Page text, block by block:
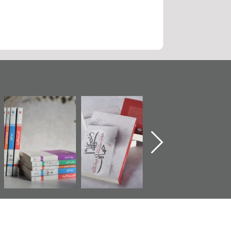
تصنيف موضوعي
للوثائق البريطانية
يقدمه «مركز أوال»
في سلسلة من 5
كتب
"مرآة البحرين"